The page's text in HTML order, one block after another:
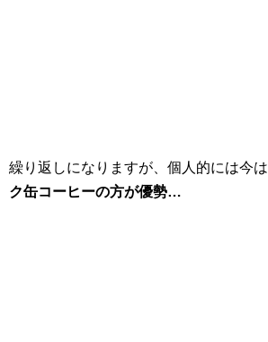
繰り返しになりますが、個人的には今は
ク缶コーヒーの方が優勢…